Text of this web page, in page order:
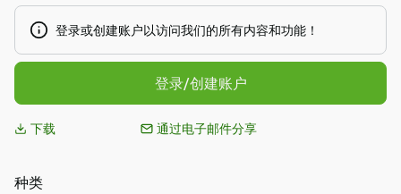
登录或创建账户以访问我们的所有内容和功能！
登录/创建账户
下载 通过电子邮件分享
种类
寻
找
合
Old